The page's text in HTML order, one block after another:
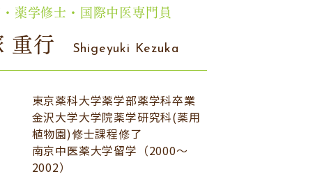
薬学修士・国際中医専門員
重行 Shigeyuki Kezuka
東京薬科大学薬学部薬学科卒業
金沢大学大学院薬学研究科(薬用
植物園)修士課程修了
南京中医薬大学留学（2000～
2002）